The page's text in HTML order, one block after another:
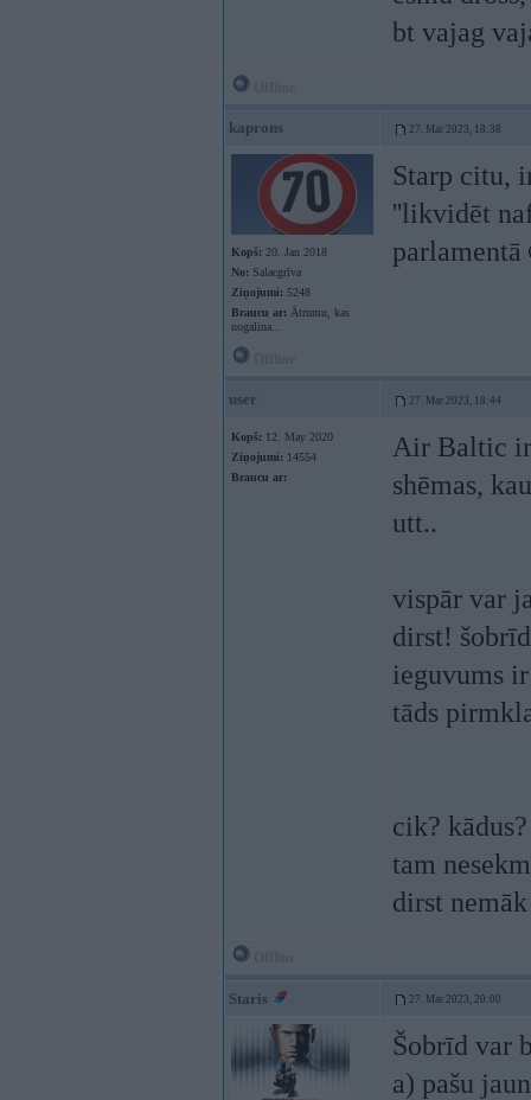
bt vajag
kaprons 27. Mar 2023, 18:38
Kopš: 20. Jan 2018
No: Salacgrīva
Ziņojumi: 5248
Braucu ar: Ātrumu, kas
nogalina...
Starp citu,
''likvidēt
parlamentā
user 27. Mar 2023, 18:44
Kopš: 12. May 2020
Ziņojumi: 14554
Braucu ar:
Air Baltic ir
shēmas,
utt..
vispār var
dirst!
ieguvums
tāds
cik?
tam
dirst nemāk
Staris 27. Mar 2023, 20:00
Šobrīd var
a) pašu